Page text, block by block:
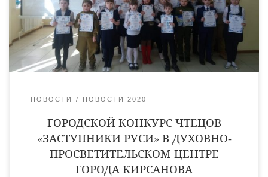
общеобразовательной школы №1 города Кирсанова. Жюри
конкурса возглавил руководитель молодежного отдела
священник Антоний Лукошин. Конкурс чтецов посвящён
Дню православной книги и проходит в […]
НОВОСТИ НОВОСТИ 2020
ГОРОДСКОЙ КОНКУРС ЧТЕЦОВ
«ЗАСТУПНИКИ РУСИ» В ДУХОВНО-
ПРОСВЕТИТЕЛЬСКОМ ЦЕНТРЕ
ГОРОДА КИРСАНОВА